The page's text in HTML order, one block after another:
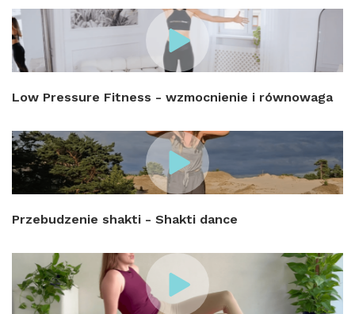
Low Pressure Fitness - wzmocnienie i równowaga
Przebudzenie shakti - Shakti dance